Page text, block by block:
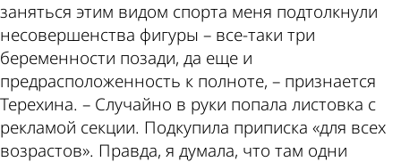
заняться этим видом спорта меня подтолкнули
несовершенства фигуры – все-таки три
беременности позади, да еще и
предрасположенность к полноте, – признается
Терехина. – Случайно в руки попала листовка с
рекламой секции. Подкупила приписка «для всех
возрастов». Правда, я думала, что там одни